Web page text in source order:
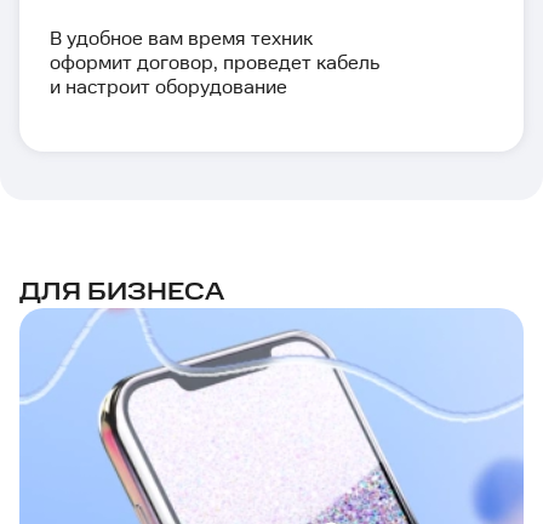
В удобное вам время техник
оформит договор, проведет кабель
и настроит оборудование
ДЛЯ БИЗНЕСА